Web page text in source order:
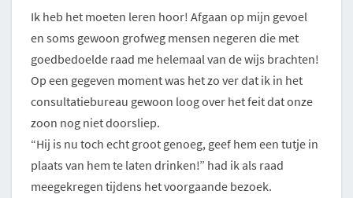
Ik heb het moeten leren hoor! Afgaan op mijn gevoel
en soms gewoon grofweg mensen negeren die met
goedbedoelde raad me helemaal van de wijs brachten!
Op een gegeven moment was het zo ver dat ik in het
consultatiebureau gewoon loog over het feit dat onze
zoon nog niet doorsliep.
“Hij is nu toch echt groot genoeg, geef hem een tutje in
plaats van hem te laten drinken!” had ik als raad
meegekregen tijdens het voorgaande bezoek.